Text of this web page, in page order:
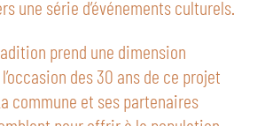
une série d’événements culturels.
prend une dimension
des 30 ans de ce projet
commune et ses partenaires